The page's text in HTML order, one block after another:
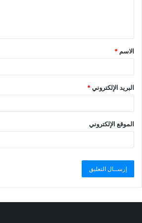
الاسم *
البريد الإلكتروني*
الموقع الإلكتروني